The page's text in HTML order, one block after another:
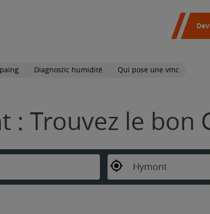
Diagnostic humidité Qui pose une vmc
: Trouvez le bon
Hymont